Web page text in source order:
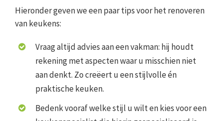
Hieronder geven we een paar tips voor het renoveren
van keukens:
Vraag altijd advies aan een vakman: hij houdt
rekening met aspecten waar u misschien niet
aan denkt. Zo creëert u een stijlvolle én
praktische keuken.
Bedenk vooraf welke stijl u wilt en kies voor een